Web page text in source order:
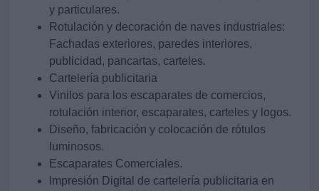
y particulares.
Rotulación y decoración de naves industriales:
Fachadas exteriores, paredes interiores,
publicidad, pancartas, carteles.
Cartelería publicitaria
Vinilos para los escaparates de comercios,
rotulación interior, escaparates, carteles y logos.
Diseño, fabricación y colocación de rótulos
luminosos.
Escaparates Comerciales.
Impresión Digital de cartelería publicitaria en